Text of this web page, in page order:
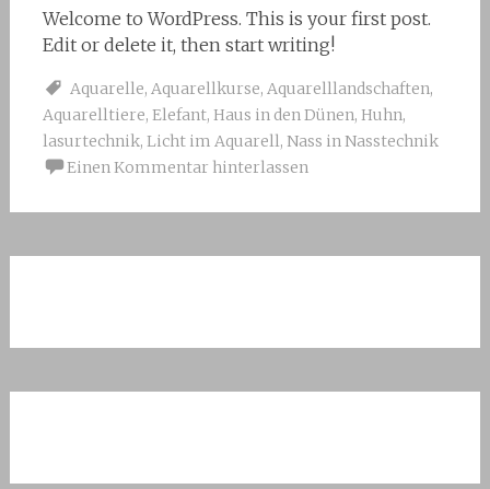
Welcome to WordPress. This is your first post.
Edit or delete it, then start writing!
Aquarelle, Aquarellkurse, Aquarelllandschaften,
Aquarelltiere, Elefant, Haus in den Dünen, Huhn,
lasurtechnik, Licht im Aquarell, Nass in Nasstechnik
Einen Kommentar hinterlassen